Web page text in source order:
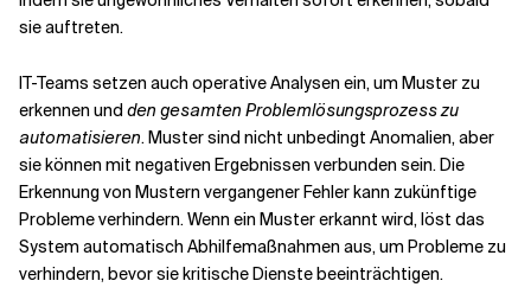
sie auftreten.
IT-Teams setzen auch operative Analysen ein, um Muster zu
erkennen und den gesamten Problemlösungsprozess zu
automatisieren. Muster sind nicht unbedingt Anomalien, aber
sie können mit negativen Ergebnissen verbunden sein. Die
Erkennung von Mustern vergangener Fehler kann zukünftige
Probleme verhindern. Wenn ein Muster erkannt wird, löst das
System automatisch Abhilfemaßnahmen aus, um Probleme zu
verhindern, bevor sie kritische Dienste beeinträchtigen.